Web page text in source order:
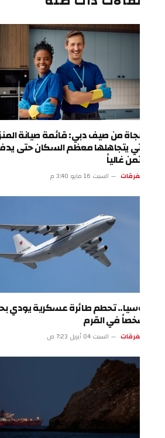
من صيف دبي: قائمة صيانة المنزل
يتجاهلها معظم السكان حتى يدفعوا
غالياً
السبت 16 مايو 3:40 م
روسيا.. تحطم طائرة عسكرية يودي بحياة 29
في القرم
السبت 04 أبريل 7:23 ص